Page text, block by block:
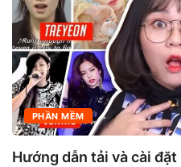
cài đặt Letasoft...